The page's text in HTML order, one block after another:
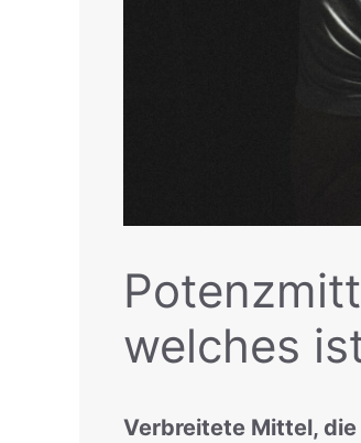
welches
Verbreitete Mittel, die